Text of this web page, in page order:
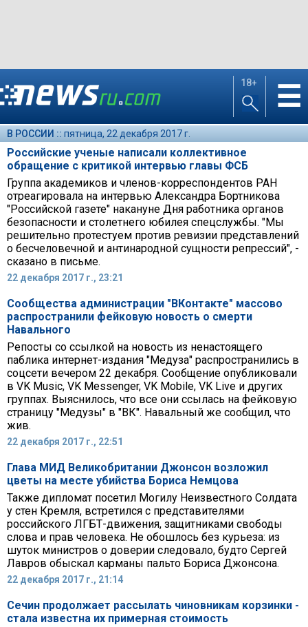
18+ ☰
В РОССИИ :: пятница, 22 декабря 2017 г.
Российские ученые написали коллективное
обращение с критикой интервью главы ФСБ
Группа академиков и членов-корреспондентов РАН
отреагировала на интервью Александра Бортникова
"Российской газете" накануне Дня работника органов
безопасности и столетнего юбилея спецслужбы. "Мы
решительно протестуем против ревизии представлений
о бесчеловечной и антинародной сущности репрессий", -
сказано в письме.
22 декабря 2017 г., 23:21
Сообщества администрации "ВКонтакте" массово
распространили фейковую новость о смерти
Навального
Репосты со ссылкой на новость из ненастоящего
паблика интернет-издания "Медуза" распространились в
соцсети вечером 22 декабря. Сообщение опубликовали
в VK Music, VK Messenger, VK Mobile, VK Live и других
группах. Выяснилось, что все они ссылась на фейковую
страницу "Медузы" в "ВК". Навальный же сообщил, что
жив.
22 декабря 2017 г., 22:51
Глава МИД Великобритании Джонсон возложил
цветы на месте убийства Бориса Немцова
Также дипломат посетил Могилу Неизвестного Солдата
у стен Кремля, встретился с представителями
российского ЛГБТ-движения, защитниками свободы
слова и прав человека. Не обошлось без курьеза: из
шуток министров о доверии следовало, будто Сергей
Лавров обыскал карманы пальто Бориса Джонсона.
22 декабря 2017 г., 21:14
Сечин продолжает рассылать чиновникам корзинки -
стала известна их примерная стоимость